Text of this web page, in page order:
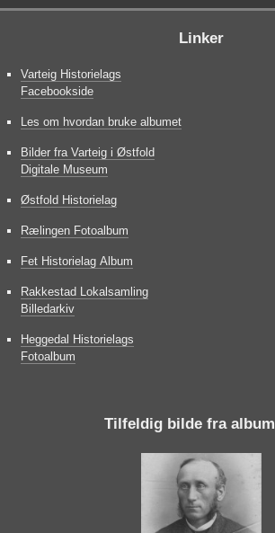
Linker
Varteig Historielags
Facebookside
Les om hvordan bruke albumet
Bilder fra Varteig i Østfold
Digitale Museum
Østfold Historielag
Rælingen Fotoalbum
Fet Historielag Album
Rakkestad Lokalsamling
Billedarkiv
Heggedal Historielags
Fotoalbum
Tilfeldig bilde fra album